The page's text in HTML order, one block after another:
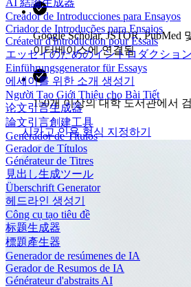
AI 結論生成器
Creador de Introducciones para Ensayos
Criador de Introduções para Ensaios
Créateur d'Introduction pour Essais
エッセイのためのイントロダクショ
Einführungsgenerator für Essays
에세이를 위한 소개 생성기
Người Tạo Giới Thiệu cho Bài Tiết
论文引言生成器
論文引言創建工具
Generador de Títulos
Gerador de Títulos
Générateur de Titres
見出し生成ツール
Überschrift Generator
헤드라인 생성기
Công cụ tạo tiêu đề
标题生成器
標題產生器
Generador de resúmenes de IA
Gerador de Resumos de IA
Générateur d'abstraits AI
Google Scholar, JSTOR, PubMed
이터베이스에 연결됨
150개 이상의 대학 도서관에서
시카고 인용 형식 지정하기